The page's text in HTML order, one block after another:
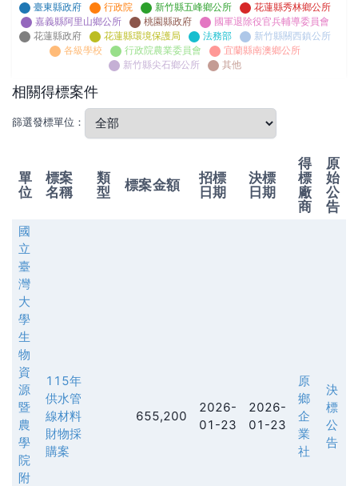
臺東縣政府 行政院 新竹縣五峰鄉公所
花蓮縣秀林鄉公所
嘉義縣阿里山鄉公所
桃園縣政府
國軍退除役官兵輔導委員會
花蓮縣政府
花蓮縣環境保護局 法務部
新竹縣關西鎮公所
各級學校
行政院農業委員會
宜蘭縣南澳鄉公所
新竹縣尖石鄉公所
其他
相關得標案件
篩選發標單位：
單
位
標案
名稱
類
型
標案金額
招標
日期
決標
日期
得
標
廠
商
原
始
公
告
國
立
臺
灣
大
學
生
物
資
源
暨
農
學
院
附
115年
供水管
線材料
財物採
購案
655,200
2026-
01-23
2026-
01-23
原
鄉
企
業
社
決
標
公
告